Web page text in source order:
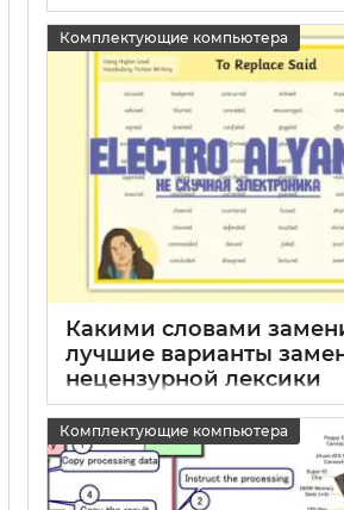
Комплектующие компьютера
Какими словами
лучшие варианты
нецензурной лексики
Комплектующие компьютера